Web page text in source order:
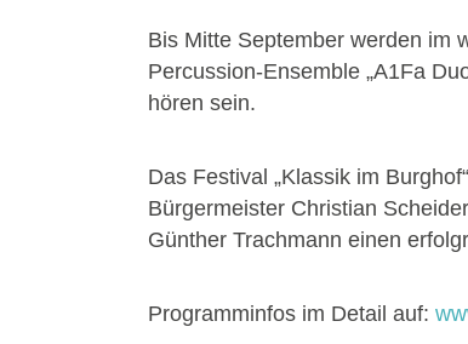
Bis Mitte September werden im
Percussion-Ensemble „A1Fa
hören sein.
Das Festival „Klassik im
Bürgermeister Christian
Günther Trachmann einen
Programminfos im Detail auf: